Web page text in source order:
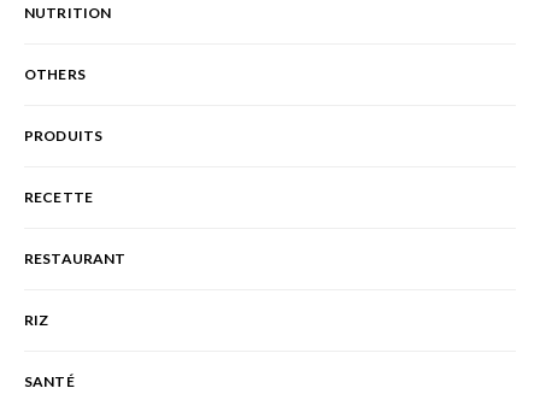
NUTRITION
OTHERS
PRODUITS
RECETTE
RESTAURANT
RIZ
SANTÉ